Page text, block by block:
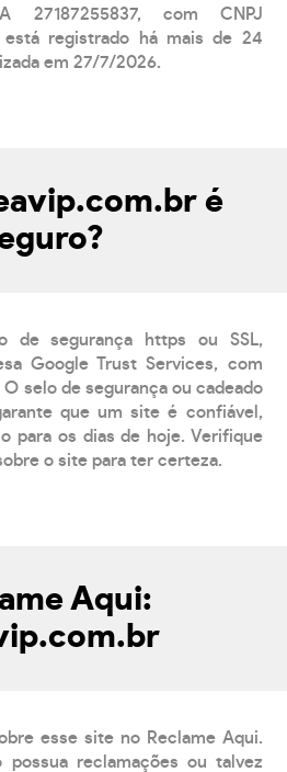
27187255837, com CNPJ
está registrado há mais de 24
em 27/7/2026.
é
de segurança https ou SSL,
Google Trust Services, com
selo de segurança ou cadeado
que um site é confiável,
para os dias de hoje. Verifique
o site para ter certeza.
Aqui:
esse site no Reclame Aqui.
possua reclamações ou talvez